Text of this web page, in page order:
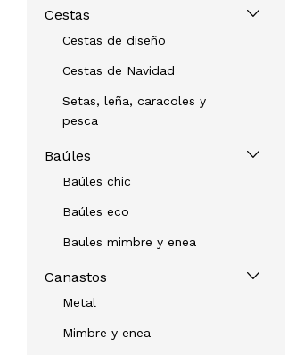
Cestas
Cestas de diseño
Cestas de Navidad
Setas, leña, caracoles y
pesca
Baúles
Baúles chic
Baúles eco
Baules mimbre y enea
Canastos
Metal
Mimbre y enea